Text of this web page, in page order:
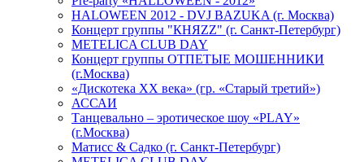
HALOWEEN 2012 - DVJ BAZUKA (г. Москва)
Концерт группы "КНЯZZ" (г. Санкт-Петербург)
METELICA CLUB DAY
Концерт группы ОТПЕТЫЕ МОШЕННИКИ
(г.Москва)
«Дискотека ХХ века» (гр. «Старый третий»)
АССАИ
Танцевально – эротическое шоу «PLAY»
(г.Москва)
Матисс & Садко (г. Санкт-Петербург)